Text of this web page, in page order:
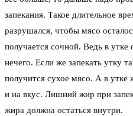
запекания. Такое длительное
разрушался, чтобы мясо
получается сочной. Ведь в
нечего. Если же запекать утку
получится сухое мясо. А в утке
и на вкус. Лишний жир при
жира должна остаться внутри.